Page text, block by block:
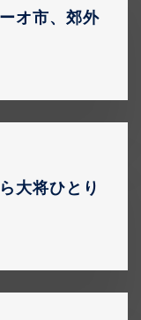
オ市、郊外
大将ひとり